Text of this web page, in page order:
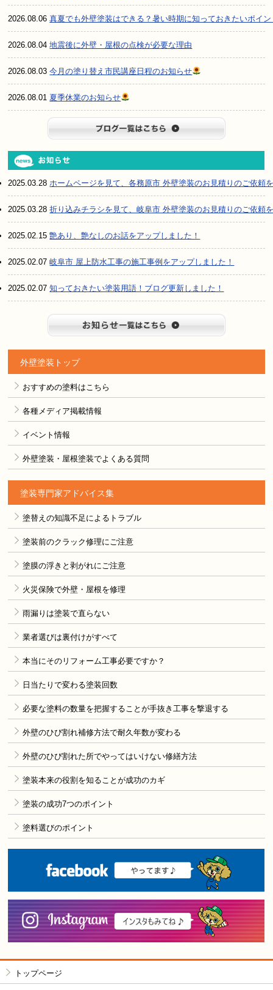
2026.08.06真夏でも外壁塗装はできる？暑い時期に知っておきたいポイン
2026.08.04地震後に外壁・屋根の点検が必要な理由
2026.08.03今月の塗り替え市民講座日程のお知らせ
2026.08.01 夏季休業のお知らせ
2025.03.28ホームページを見て、各務原市 外壁塗装のお見積りのご依頼
2025.03.28折り込みチラシを見て、岐阜市 外壁塗装のお見積りのご依頼
2025.02.15艶あり、艶なしのお話をアップしました！
2025.02.07岐阜市 屋上防水工事の施工事例をアップしました！
2025.02.07知っておきたい塗装用語！ブログ更新しました！
外壁塗装トップ
おすすめの塗料はこちら
各種メディア掲載情報
イベント情報
外壁塗装・屋根塗装でよくある質問
塗装専門家アドバイス集
塗替えの知識不足によるトラブル
塗装前のクラック修理にご注意
塗膜の浮きと剥がれにご注意
火災保険で外壁・屋根を修理
雨漏りは塗装で直らない
業者選びは裏付けがすべて
本当にそのリフォーム工事必要ですか？
日当たりで変わる塗装回数
必要な塗料の数量を把握することが手抜き工事を撃退する
外壁のひび割れ補修方法で耐久年数が変わる
外壁のひび割れた所でやってはいけない修繕方法
塗装本来の役割を知ることが成功のカギ
塗装の成功7つのポイント
塗料選びのポイント
トップページ